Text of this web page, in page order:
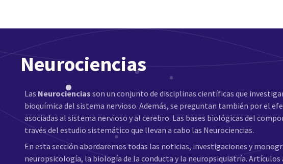
Neurociencias
Las Neurociencias son un conjunto de disciplinas científicas que
bioquímica del sistema nervioso. Además, se preguntan también por el
asociadas al sistema nervioso y al cerebro. Las bases biológicas del
través del estudio sistemático que llevan a cabo las Neurociencias.
En esta sección abordaremos todas las noticias, investigaciones y
neuropsicología, la biología de la conducta y la neuropsiquiatría.